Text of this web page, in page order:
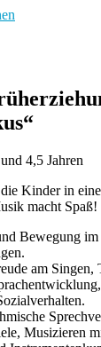
4,5 Jahren
Kinder in
macht Spaß!
Bewegung
am Singen,
Musizieren